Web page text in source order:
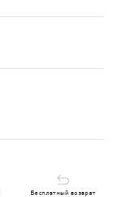
Бесплатный возврат